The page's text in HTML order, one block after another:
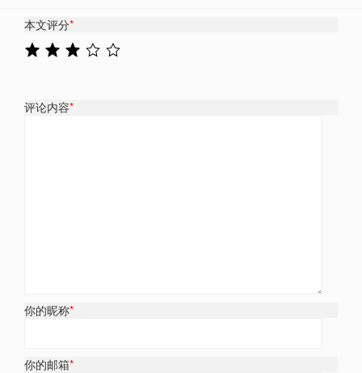
本文评分*
评论内容*
你的昵称*
你的邮箱*